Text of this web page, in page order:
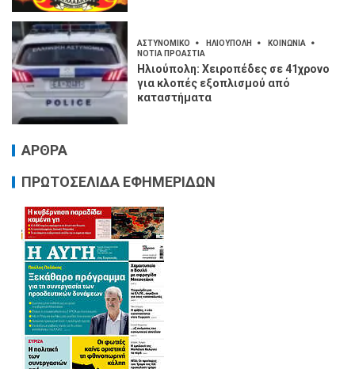
ΑΣΤΥΝΟΜΙΚΟ ΗΛΙΟΥΠΟΛΗ
ΚΟΙΝΩΝΙΑ
ΝΟΤΙΑ ΠΡΟΑΣΤΙΑ
Ηλιούπολη: Χειροπέδες σε 41χρονο
για κλοπές εξοπλισμού από
καταστήματα
ΑΡΘΡΑ
ΠΡΩΤΟΣΕΛΙΔΑ ΕΦΗΜΕΡΙΔΩΝ